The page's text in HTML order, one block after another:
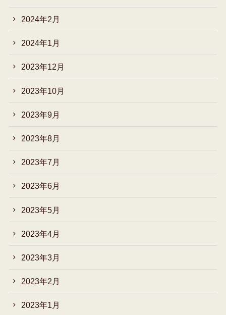
2024年2月
2024年1月
2023年12月
2023年10月
2023年9月
2023年8月
2023年7月
2023年6月
2023年5月
2023年4月
2023年3月
2023年2月
2023年1月